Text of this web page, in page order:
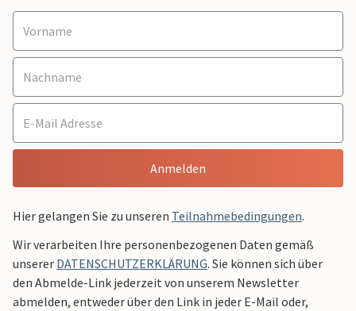
Anmelden
Hier gelangen Sie zu unseren Teilnahmebedingungen.
Wir verarbeiten Ihre personenbezogenen Daten gemäß
unserer DATENSCHUTZERKLÄRUNG. Sie können sich über
den Abmelde-Link jederzeit von unserem Newsletter
abmelden, entweder über den Link in jeder E-Mail oder,